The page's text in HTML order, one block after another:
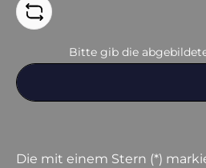
Bitte gib die
Die mit einem Stern (*)